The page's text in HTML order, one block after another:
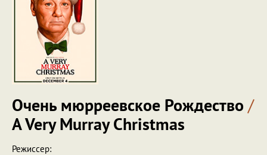
Очень мюрреевское Рождество /
A Very Murray Christmas
Режиссер: